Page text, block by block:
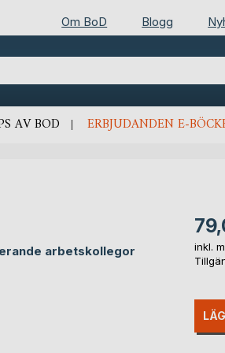
Om BoD Blogg
AV BOD ERBJUDANDEN E-
arbetskollegor
inkl.